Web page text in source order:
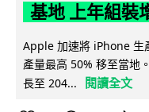
基地 上年組裝
Apple 加速將 iPhone 生
產量最高 50% 移至當地
長至 204...
閱讀全文